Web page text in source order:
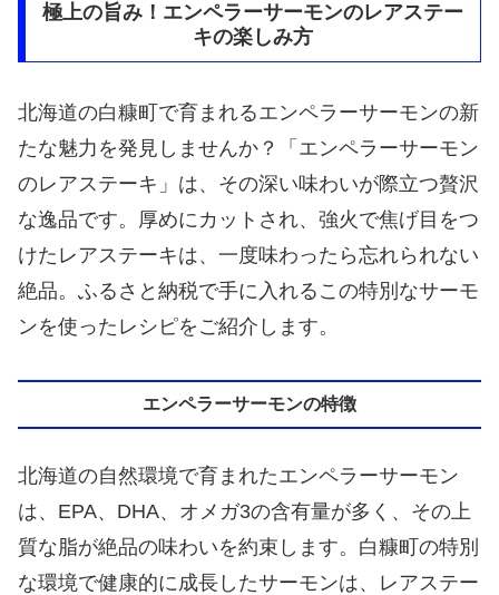
極上の旨み！エンペラーサーモンのレアステー
キの楽しみ方
北海道の白糠町で育まれるエンペラーサーモンの新
たな魅力を発見しませんか？「エンペラーサーモン
のレアステーキ」は、その深い味わいが際立つ贅沢
な逸品です。厚めにカットされ、強火で焦げ目をつ
けたレアステーキは、一度味わったら忘れられない
絶品。ふるさと納税で手に入れるこの特別なサーモ
ンを使ったレシピをご紹介します。
エンペラーサーモンの特徴
北海道の自然環境で育まれたエンペラーサーモン
は、EPA、DHA、オメガ3の含有量が多く、その上
質な脂が絶品の味わいを約束します。白糠町の特別
な環境で健康的に成長したサーモンは、レアステー